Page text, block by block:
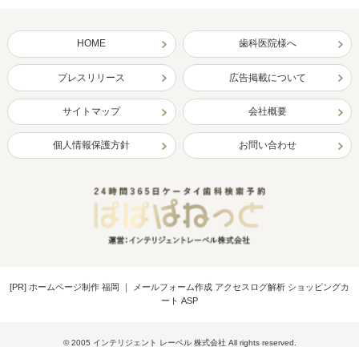
HOME 歯科医院様へ
プレスリリース 広告掲載について
サイトマップ 会社概要
個人情報保護方針 お問い合わせ
[PR] ホームページ制作 福岡
メールフォーム作成 アクセスログ解析 ショッピングカ
ート ASP
© 2005 インテリジェント レーベル 株式会社 All rights reserved.